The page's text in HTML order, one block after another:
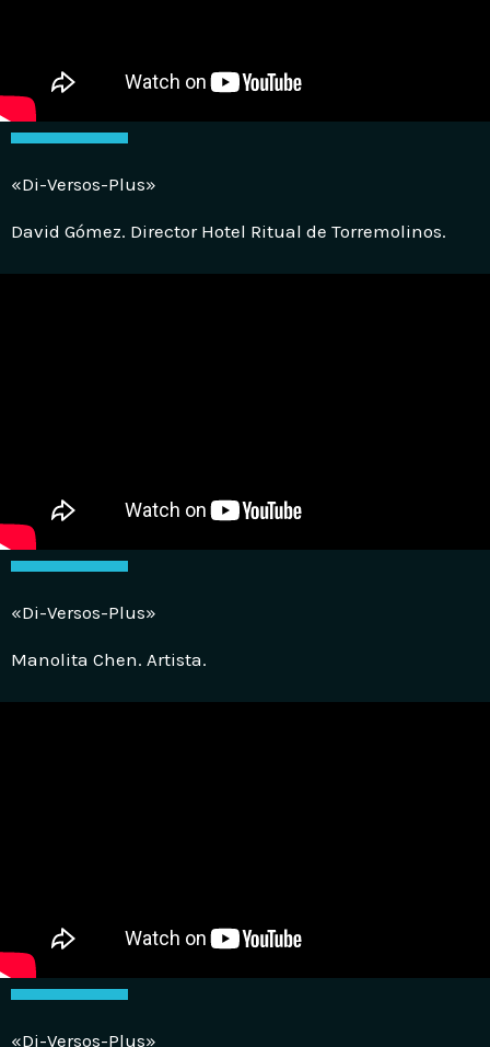
«Di-Versos-Plus»
David Gómez. Director Hotel Ritual de Torremolinos.
«Di-Versos-Plus»
Manolita Chen. Artista.
«Di-Versos-Plus»